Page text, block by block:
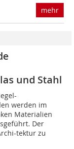
mehr
und Stahl
werden im
Materialien
Der
tektur zu